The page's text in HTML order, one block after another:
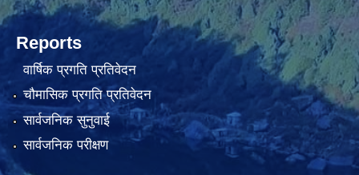
Reports
वार्षिक प्रगति प्रतिवेदन
चौमासिक प्रगति प्रतिवेदन
सार्वजनिक सुनुवाई
सार्वजनिक परीक्षण